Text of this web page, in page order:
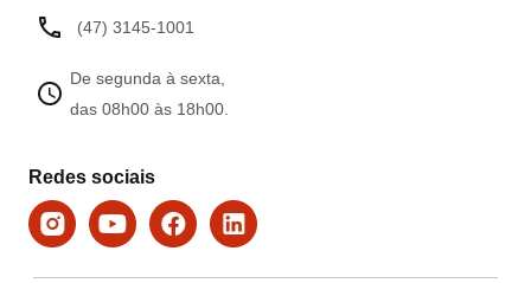
(47) 3145-1001
De segunda à sexta,
das 08h00 às 18h00.
Redes sociais